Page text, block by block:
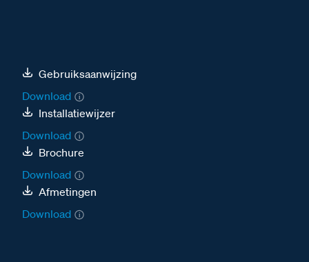
Gebruiksaanwijzing
Download
Installatiewijzer
Download
Brochure
Download
Afmetingen
Download